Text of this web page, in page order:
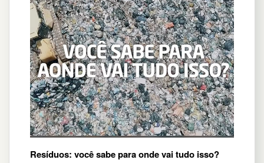
Resíduos: você sabe para onde vai tudo isso?